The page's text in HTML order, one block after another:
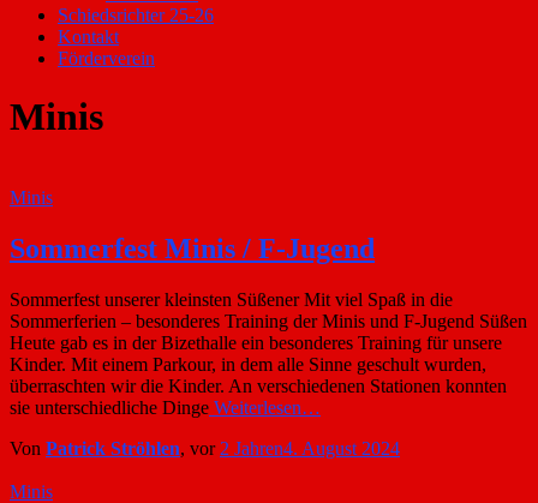
Schiedsrichter 25-26
Kontakt
Förderverein
Minis
Minis
Sommerfest Minis / F-Jugend
Sommerfest unserer kleinsten Süßener Mit viel Spaß in die
Sommerferien – besonderes Training der Minis und F-Jugend Süßen
Heute gab es in der Bizethalle ein besonderes Training für unsere
Kinder. Mit einem Parkour, in dem alle Sinne geschult wurden,
überraschten wir die Kinder. An verschiedenen Stationen konnten
sie unterschiedliche Dinge Weiterlesen…
Von Patrick Ströhlen, vor 2 Jahren4. August 2024
Minis